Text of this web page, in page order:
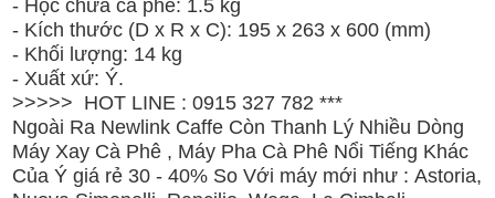
- Hộc chứa cà phê: 1.5 kg
- Kích thước (D x R x C): 195 x 263 x 600 (mm)
- Khối lượng: 14 kg
- Xuất xứ: Ý.
>>>>> HOT LINE : 0915 327 782 ***
Ngoài Ra Newlink Caffe Còn Thanh Lý Nhiều Dòng
Máy Xay Cà Phê , Máy Pha Cà Phê Nổi Tiếng Khác
Của Ý giá rẻ 30 - 40% So Với máy mới như :Astoria,